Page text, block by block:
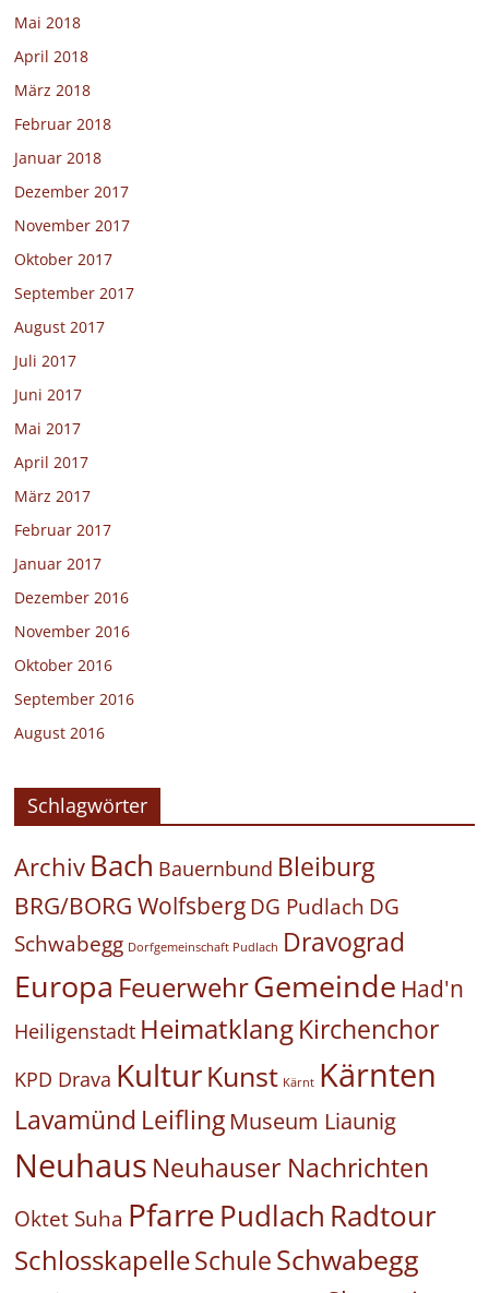
Mai 2018
April 2018
März 2018
Februar 2018
Januar 2018
Dezember 2017
November 2017
Oktober 2017
September 2017
August 2017
Juli 2017
Juni 2017
Mai 2017
April 2017
März 2017
Februar 2017
Januar 2017
Dezember 2016
November 2016
Oktober 2016
September 2016
August 2016
Schlagwörter
Archiv Bach Bauernbund Bleiburg
BRG/BORG Wolfsberg DG Pudlach DG
Schwabegg Dorfgemeinschaft Pudlach Dravograd
Europa FeuerwehrGemeinde Had'n
Heiligenstadt HeimatklangKirchenchor
KPD Drava KulturKunst Kärnt Kärnten
Lavamünd Leifling Museum Liaunig
Neuhaus Neuhauser Nachrichten
Oktet Suha PfarrePudlach Radtour
SchlosskapelleSchuleSchwabegg